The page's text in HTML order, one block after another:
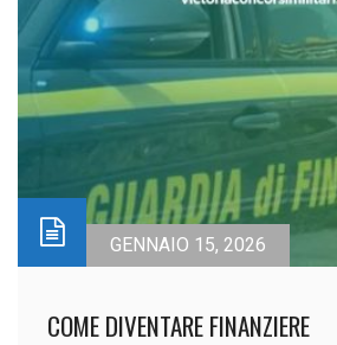
GENNAIO 15, 2026
COME DIVENTARE FINANZIERE